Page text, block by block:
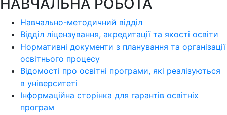
НАВЧАЛЬНА РОБОТА
Навчально-методичний відділ
Відділ ліцензування, акредитації та якості освіти
Нормативні документи з планування та організації
освітнього процесу
Відомості про освітні програми, які реалізуються
в університеті
Інформаційна сторінка для гарантів освітніх
програм